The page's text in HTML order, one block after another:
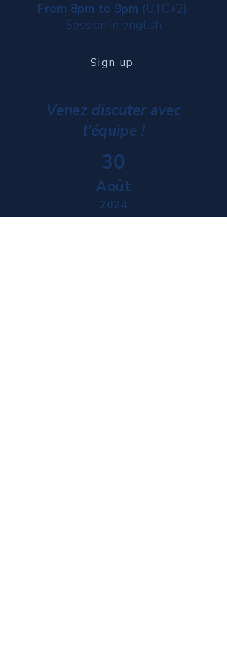
From 8pm to 9pm (UTC+2)
Session in english
Sign up
Venez discuter avec
l'équipe !
30
Août
2024